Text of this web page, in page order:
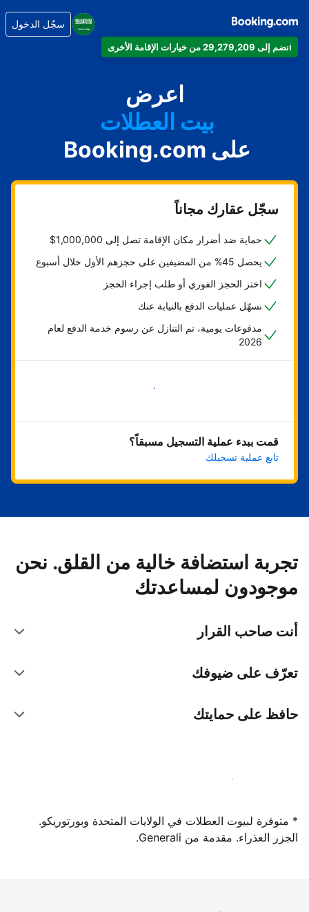
انضم إلى 29,279,209 من خيارات الإقامة الأخرى
سجّل الدخول
اعرض
شقتك
فندقك
بيت العطلات
شقتك الفندقية
منتجعك
على Booking.com
سجّل عقارك مجاناً
حماية ضد أضرار مكان الإقامة تصل إلى 1,000,000$
يحصل 45% من المضيفين على حجزهم الأول خلال أسبوع
اختر الحجز الفوري أو طلب إجراء الحجز
نسهّل عمليات الدفع بالنيابة عنك
مدفوعات يومية، تم التنازل عن رسوم خدمة الدفع لعام
2026
ابدأ الآن
قمت ببدء عملية التسجيل مسبقاً؟
تابع عملية تسجيلك
تجربة استضافة خالية من القلق. نحن
موجودون لمساعدتك
أنت صاحب القرار
تعرّف على ضيوفك
حافظ على حمايتك
سجِّل كمضيف لدينا اليوم
* متوفرة لبيوت العطلات في الولايات المتحدة وبورتوريكو.
الجزر العذراء. مقدمة من Generali.